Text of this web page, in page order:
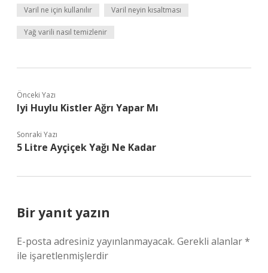
Varil ne için kullanılır Varil neyin kısaltması
Yağ varili nasıl temizlenir
Önceki Yazı
Iyi Huylu Kistler Ağrı Yapar Mı
Sonraki Yazı
5 Litre Ayçiçek Yağı Ne Kadar
Bir yanıt yazın
E-posta adresiniz yayınlanmayacak. Gerekli alanlar*
ile işaretlenmişlerdir